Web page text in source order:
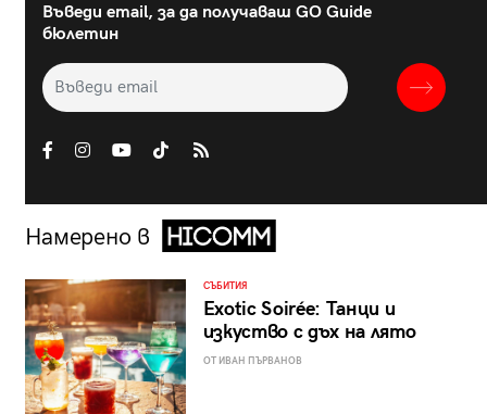
Въведи email, за да получаваш GO Guide
бюлетин
Намерено в
СЪБИТИЯ
Exotic Soirée: Танци и
изкуство с дъх на лято
ОТ ИВАН ПЪРВАНОВ